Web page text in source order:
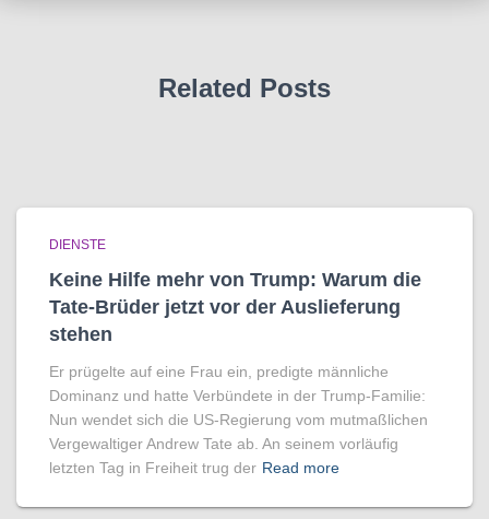
Related Posts
DIENSTE
Keine Hilfe mehr von Trump: Warum die
Tate-Brüder jetzt vor der Auslieferung
stehen
Er prügelte auf eine Frau ein, predigte männliche
Dominanz und hatte Verbündete in der Trump-Familie:
Nun wendet sich die US-Regierung vom mutmaßlichen
Vergewaltiger Andrew Tate ab. An seinem vorläufig
letzten Tag in Freiheit trug der Read more